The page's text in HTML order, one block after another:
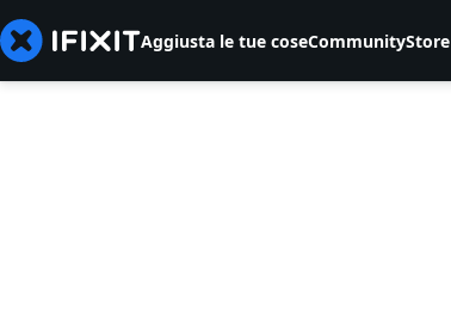
Aggiusta le tue coseCommunityStore